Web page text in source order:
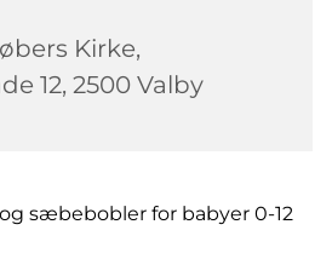
Kirke,
12, 2500 Valby
sæbebobler for babyer 0-12